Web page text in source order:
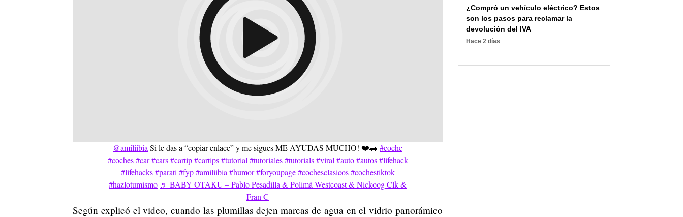
@amiliibia Si le das a “copiar enlace” y me sigues ME AYUDAS MUCHO! ❤️🚗 #coche
#coches #car #cars #cartip #cartips #tutorial #tutoriales #tutorials #viral #auto #autos #lifehack
#lifehacks #parati #fyp #amiliibia #humor #foryoupage #cochesclasicos #cochestiktok
#hazlotumismo ♬ BABY OTAKU – Pablo Pesadilla & Polimá Westcoast & Nickoog Clk &
Fran C
Según explicó el video, cuando las plumillas dejen marcas de agua en el vidrio panorámico
¿Compró un vehículo eléctrico? Estos
son los pasos para reclamar la
devolución del IVA
Hace 2 días